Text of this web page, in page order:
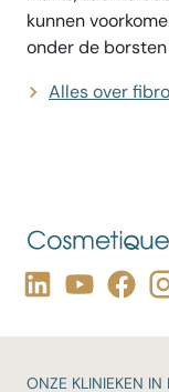
kunnen
onder de borsten
Alles over
ONZE KLINIEKEN